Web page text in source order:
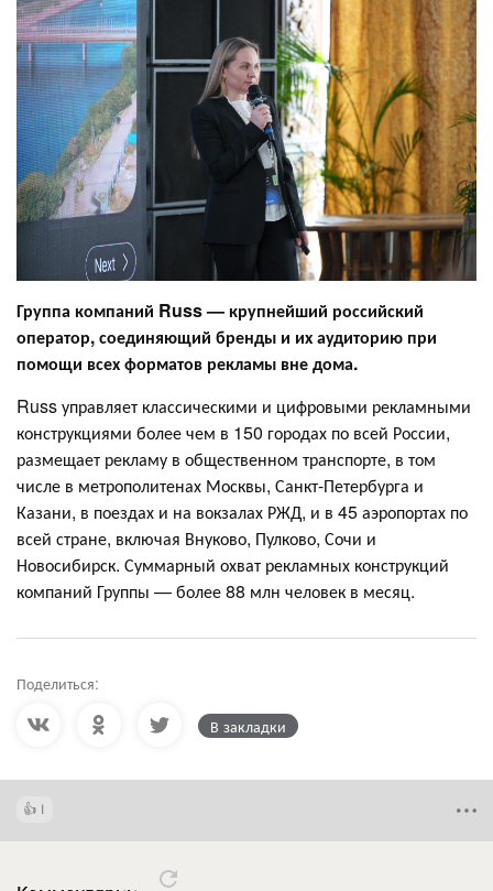
Группа компаний Russ — крупнейший российский
оператор, соединяющий бренды и их аудиторию при
помощи всех форматов рекламы вне дома.
Russ управляет классическими и цифровыми рекламными
конструкциями более чем в 150 городах по всей России,
размещает рекламу в общественном транспорте, в том
числе в метрополитенах Москвы, Санкт-Петербурга и
Казани, в поездах и на вокзалах РЖД, и в 45 аэропортах по
всей стране, включая Внуково, Пулково, Сочи и
Новосибирск. Суммарный охват рекламных конструкций
компаний Группы — более 88 млн человек в месяц.
Поделиться:
В закладки
1